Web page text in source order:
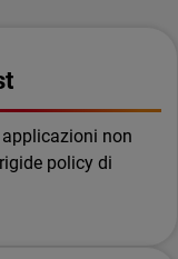
non
policy di